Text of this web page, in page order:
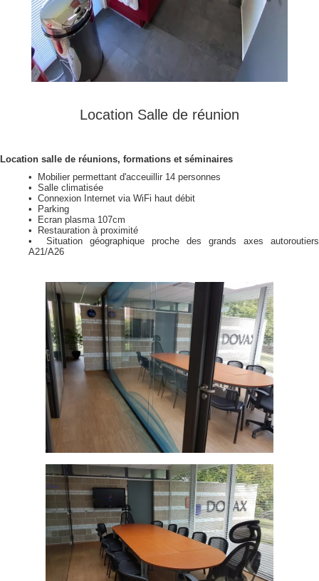
Location Salle de réunion
Location salle de réunions, formations et séminaires
• Mobilier permettant d'acceuillir 14 personnes
• Salle climatisée
• Connexion Internet via WiFi haut débit
• Parking
• Ecran plasma 107cm
• Restauration à proximité
• Situation géographique proche des grands axes autoroutiers
A21/A26